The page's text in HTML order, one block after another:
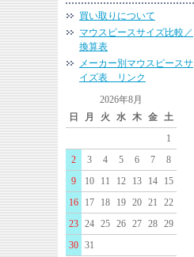
買い取りについて
マウスピースサイズ比較／
換算表
メーカー別マウスピースサ
イズ表 リンク
2026年8月
日
月 火 水 木 金 土
1
2
3 4 5 6 7
8
9
10 11 12 13 14
15
16
17 18 19 20 21
22
23 24 25 26 27 28 29
30 31